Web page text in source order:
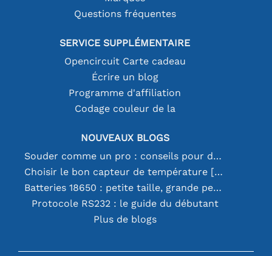
Questions fréquentes
SERVICE SUPPLÉMENTAIRE
Opencircuit Carte cadeau
Écrire un blog
Programme d'affiliation
Codage couleur de la
NOUVEAUX BLOGS
Souder comme un pro : conseils pour des connexions électroniques parfaites
Choisir le bon capteur de température [youtube]
Batteries 18650 : petite taille, grande performance
Protocole RS232 : le guide du débutant
Plus de blogs